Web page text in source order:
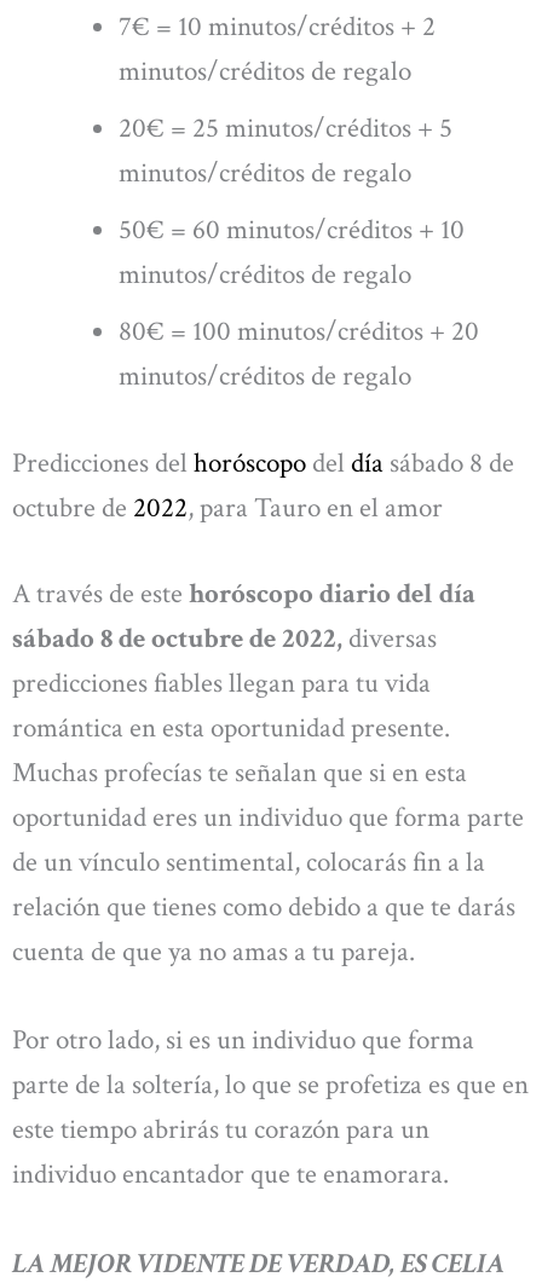
7€ = 10 minutos/créditos + 2
minutos/créditos de regalo
20€ = 25 minutos/créditos + 5
minutos/créditos de regalo
50€ = 60 minutos/créditos + 10
minutos/créditos de regalo
80€ = 100 minutos/créditos + 20
minutos/créditos de regalo
Predicciones del horóscopo del día sábado 8 de
octubre de 2022, para Tauro en el amor
A través de este horóscopo diario del día
sábado 8 de octubre de 2022, diversas
predicciones fiables llegan para tu vida
romántica en esta oportunidad presente.
Muchas profecías te señalan que si en esta
oportunidad eres un individuo que forma parte
de un vínculo sentimental, colocarás fin a la
relación que tienes como debido a que te darás
cuenta de que ya no amas a tu pareja.
Por otro lado, si es un individuo que forma
parte de la soltería, lo que se profetiza es que en
este tiempo abrirás tu corazón para un
individuo encantador que te enamorara.
LA MEJOR VIDENTE DE VERDAD, ES CELIA